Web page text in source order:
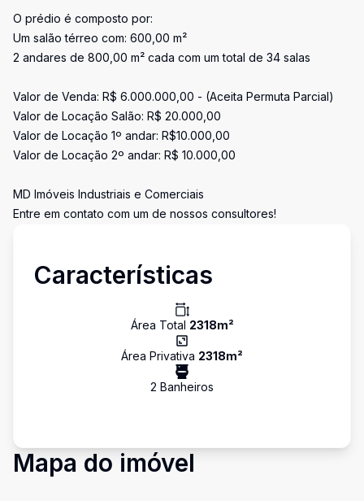
O prédio é composto por:
Um salão térreo com: 600,00 m²
2 andares de 800,00 m² cada com um total de 34 salas
Valor de Venda: R$ 6.000.000,00 - (Aceita Permuta Parcial)
Valor de Locação Salão: R$ 20.000,00
Valor de Locação 1º andar: R$10.000,00
Valor de Locação 2º andar: R$ 10.000,00
MD Imóveis Industriais e Comerciais
Entre em contato com um de nossos consultores!
Características
Área Total 2318m²
Área Privativa 2318m²
2 Banheiros
Mapa do imóvel